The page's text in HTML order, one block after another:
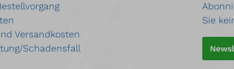
Versandkosten
Schadensfall
Sie